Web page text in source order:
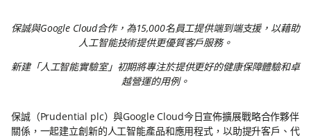
保誠與Google Cloud合作，為15,000名員工提供端到端支援，以藉助
人工智能技術提供更優質客戶服務。
新建「人工智能實驗室」初期將專注於提供更好的健康保障體驗和卓
越營運的用例。
保誠（Prudential plc）與Google Cloud今日宣佈擴展戰略合作夥伴
關係，一起建立創新的人工智能產品和應用程式，以助提升客戶、代